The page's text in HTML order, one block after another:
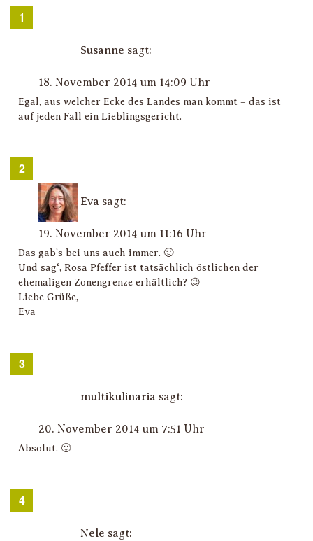
Susanne sagt:
18. November 2014 um 14:09 Uhr
Egal, aus welcher Ecke des Landes man kommt – das ist
auf jeden Fall ein Lieblingsgericht.
Eva sagt:
19. November 2014 um 11:16 Uhr
Das gab’s bei uns auch immer. 🙂
Und sag‘, Rosa Pfeffer ist tatsächlich östlichen der
ehemaligen Zonengrenze erhältlich? 😉
Liebe Grüße,
Eva
multikulinaria sagt:
20. November 2014 um 7:51 Uhr
Absolut. 🙂
Nele sagt: